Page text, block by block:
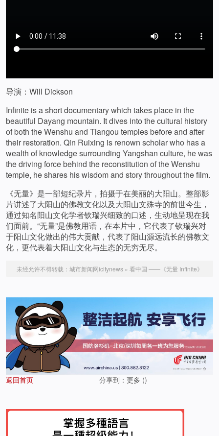
导演：Will Dickson
Infinite is a short documentary which takes place in the
beautiful Dayang mountain. It dives into the cultural history
of both the Wenshu and Tiangou temples before and after
their restoration. Qin Ruixing is renown scholar who has a
wealth of knowledge surrounding Yangshan culture, he was
the driving force behind the reconstitution of the Wenshu
temple, he shares his wisdom and story throughout the film.
《无量》是一部短纪录片，拍摄于在美丽的大阳山。整部影
片讲述了大阳山的佛教文化以及大阳山文殊寺的前世今生，
通过知名阳山文化学者钦瑞兴细致的口述，生动地呈现在我
们面前。“无量”是佛教用语，在本片中，它代表了钦瑞兴对
于阳山文化做出的伟大贡献，代表了阳山源远流长的佛教文
化，更代表着大阳山文化与生态的无穷无尽。
未经允许不得转载： 城市新闻网icitynews» 看中国 ——《无量 Infinite》
返回首页 分享到： 更多 ()